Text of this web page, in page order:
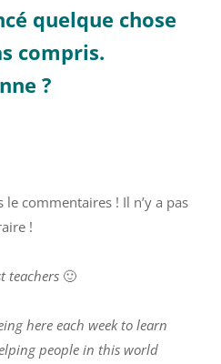
quelque chose
compris.
?
le commentaires ! Il n’y a pas
!
teachers 🙂
here each week to learn
people in this world